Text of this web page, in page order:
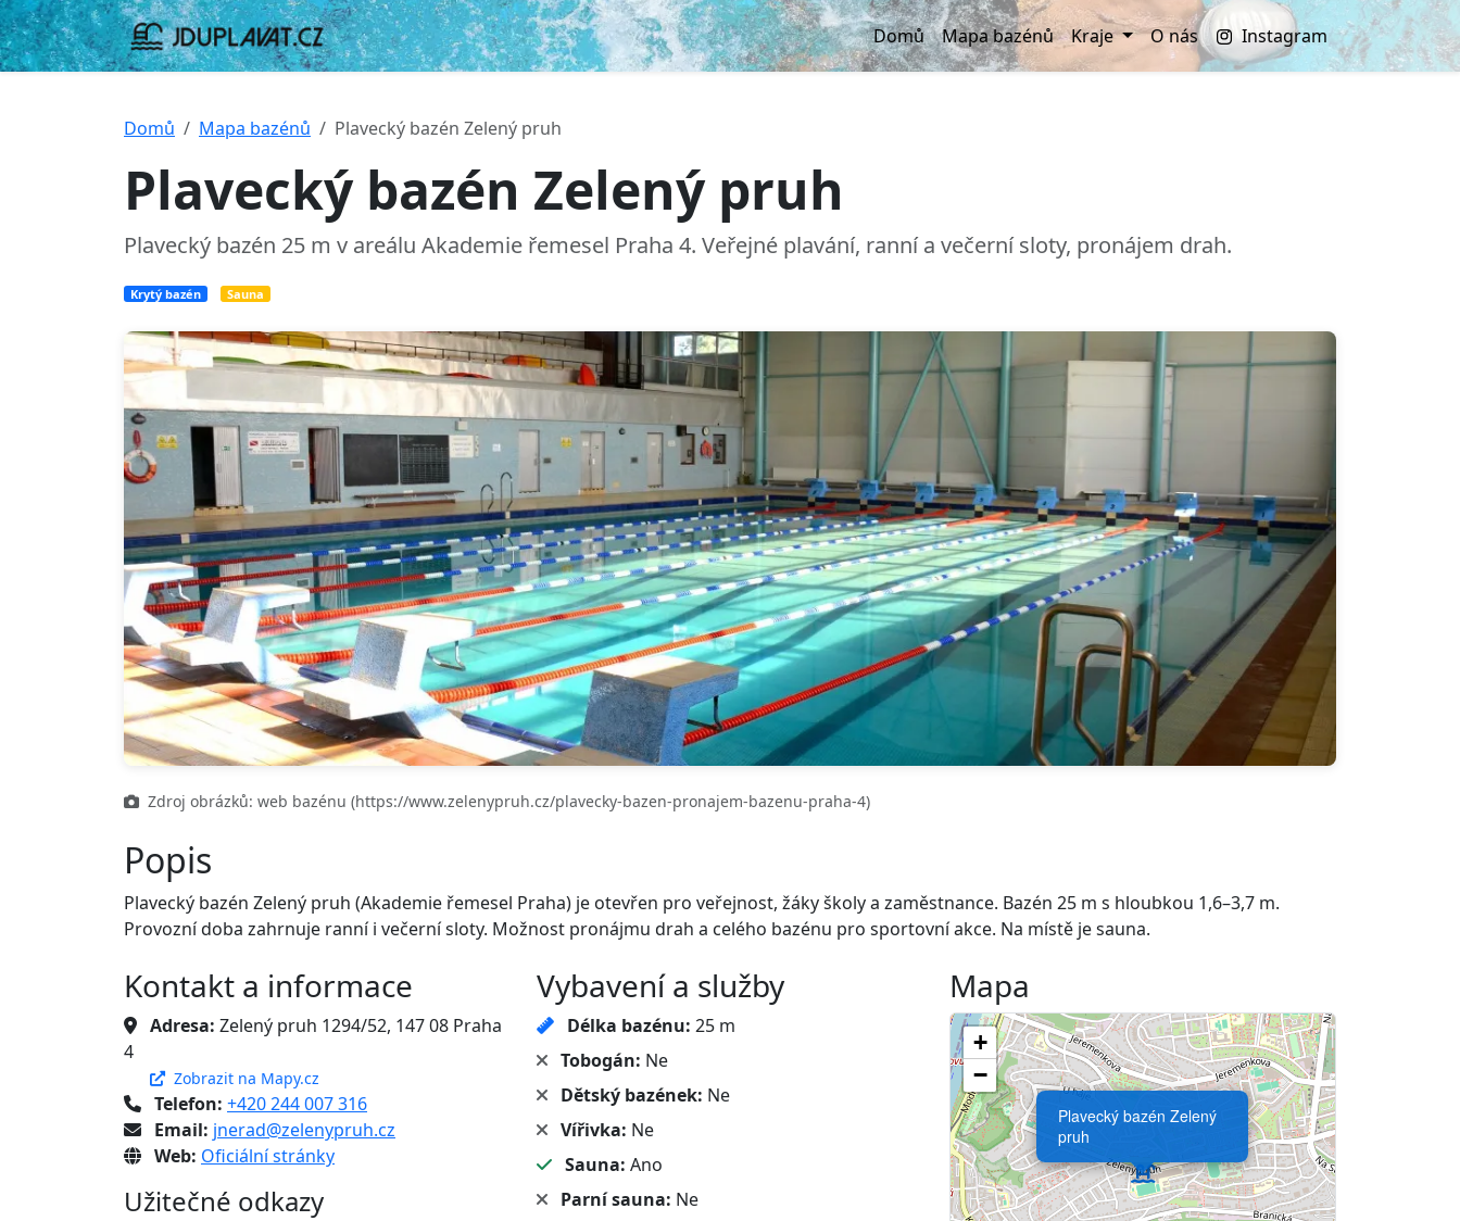
Domů Mapa bazénů Kraje O nás Instagram
Domů Mapa bazénů Plavecký bazén Zelený pruh
Plavecký bazén Zelený pruh
Plavecký bazén 25 m v areálu Akademie řemesel Praha 4. Veřejné plavání, ranní a večerní sloty, pronájem drah.
Krytý bazén Sauna
Zdroj obrázků: web bazénu (https://www.zelenypruh.cz/plavecky-bazen-pronajem-bazenu-praha-4)
Popis
Plavecký bazén Zelený pruh (Akademie řemesel Praha) je otevřen pro veřejnost, žáky školy a zaměstnance. Bazén 25 m s hloubkou 1,6–3,7 m.
Provozní doba zahrnuje ranní i večerní sloty. Možnost pronájmu drah a celého bazénu pro sportovní akce. Na místě je sauna.
Kontakt a informace
Adresa: Zelený pruh 1294/52, 147 08 Praha
4
Zobrazit na Mapy.cz
Telefon: +420 244 007 316
Email: jnerad@zelenypruh.cz
Web: Oficiální stránky
Užitečné odkazy
Vybavení a služby
Délka bazénu: 25 m
Tobogán: Ne
Dětský bazének: Ne
Vířivka: Ne
Sauna: Ano
Parní sauna: Ne
Mapa
Plavecký bazén Zelený
pruh
+
−